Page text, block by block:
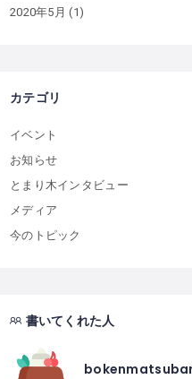
2020年5月 (1)
カテゴリ
イベント
お知らせ
とまり木インタビュー
メディア
今のトピック
書いてくれた人